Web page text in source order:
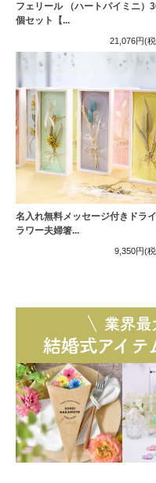
フェリール （ハートパイミニ）
個セット【...
21,076円(
名入れ無料メッセージ付きドラ
ラワー夫婦箸...
9,350円(